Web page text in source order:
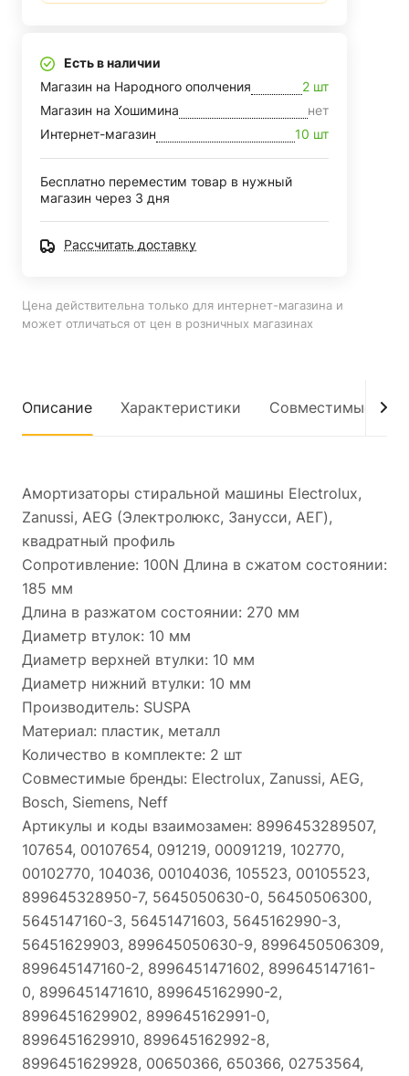
Есть в наличии
Магазин на Народного ополчения
2 шт
Магазин на Хошимина
нет
Интернет-магазин
10 шт
Бесплатно переместим товар в нужный
магазин через 3 дня
Рассчитать доставку
Цена действительна только для интернет-магазина и
может отличаться от цен в розничных магазинах
Описание Характеристики Совместимые
Амортизаторы стиральной машины Electrolux,
Zanussi, AEG (Электролюкс, Занусси, АЕГ),
квадратный профиль
Сопротивление: 100N Длина в сжатом состоянии:
185 мм
Длина в разжатом состоянии: 270 мм
Диаметр втулок: 10 мм
Диаметр верхней втулки: 10 мм
Диаметр нижний втулки: 10 мм
Производитель: SUSPA
Материал: пластик, металл
Количество в комплекте: 2 шт
Совместимые бренды: Electrolux, Zanussi, AEG,
Bosch, Siemens, Neff
Артикулы и коды взаимозамен: 8996453289507,
107654, 00107654, 091219, 00091219, 102770,
00102770, 104036, 00104036, 105523, 00105523,
899645328950-7, 5645050630-0, 56450506300,
5645147160-3, 56451471603, 5645162990-3,
56451629903, 899645050630-9, 8996450506309,
899645147160-2, 8996451471602, 899645147161-
0, 8996451471610, 899645162990-2,
8996451629902, 899645162991-0,
8996451629910, 899645162992-8,
8996451629928, 00650366, 650366, 02753564,